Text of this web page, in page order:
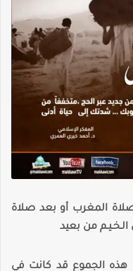
المغرب أو بعد صلاة
من بعيد
الجموع قد كانت في